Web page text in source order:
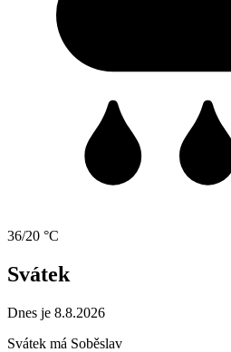
36/20 °C
Svátek
Dnes je 8.8.2026
Svátek má Soběslav